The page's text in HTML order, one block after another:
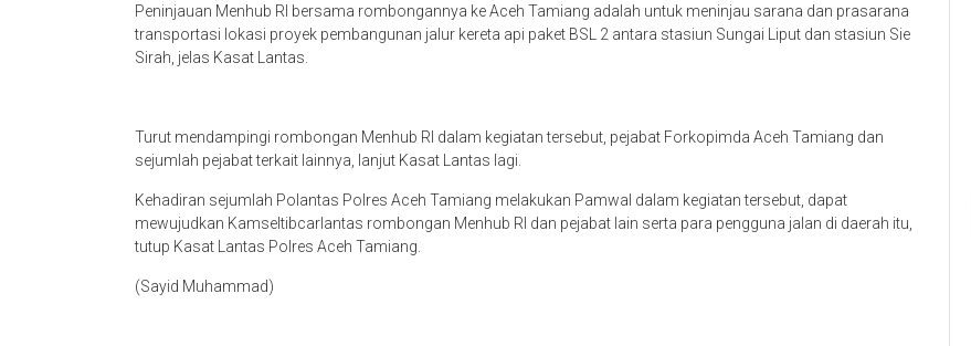
Peninjauan Menhub RI bersama rombongannya ke Aceh Tamiang adalah untuk meninjau sarana dan prasarana
transportasi lokasi proyek pembangunan jalur kereta api paket BSL 2 antara stasiun Sungai Liput dan stasiun Sie
Sirah, jelas Kasat Lantas.
Turut mendampingi rombongan Menhub RI dalam kegiatan tersebut, pejabat Forkopimda Aceh Tamiang dan
sejumlah pejabat terkait lainnya, lanjut Kasat Lantas lagi.
Kehadiran sejumlah Polantas Polres Aceh Tamiang melakukan Pamwal dalam kegiatan tersebut, dapat
mewujudkan Kamseltibcarlantas rombongan Menhub RI dan pejabat lain serta para pengguna jalan di daerah itu,
tutup Kasat Lantas Polres Aceh Tamiang.
(Sayid Muhammad)